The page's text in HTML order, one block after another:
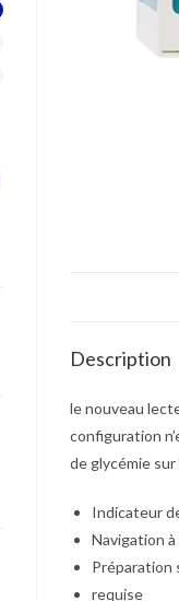
Description
le nouveau
configuration
de glycémie
Indicateur
Navigation
Préparation
requise